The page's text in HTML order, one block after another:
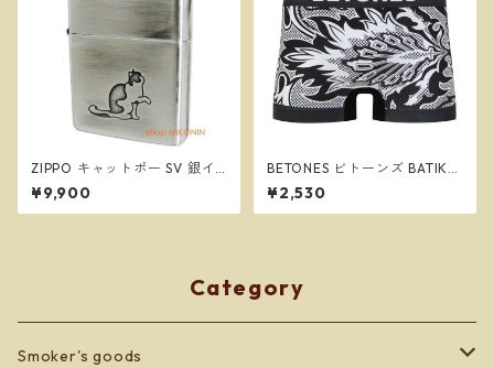
ZIPPO キャットポー SV 銀イ
ブシ 猫 肉球 両面デザイン ジ
ッポー オイルライター 8004
2
¥9,900
BETONES ビトーンズ BATIK2
BLACK メンズ フリーサイズ
ボクサーパンツ ※ネコポスで
送料無料※
¥2,530
Category
Smoker's goods